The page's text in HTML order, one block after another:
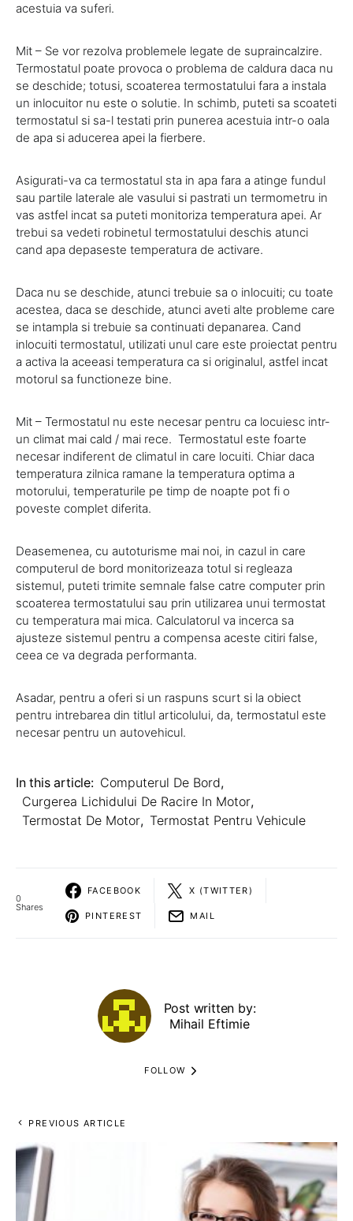
acestuia va suferi.
Mit – Se vor rezolva problemele legate de supraincalzire.
Termostatul poate provoca o problema de caldura daca nu
se deschide; totusi, scoaterea termostatului fara a instala
un inlocuitor nu este o solutie. In schimb, puteti sa scoateti
termostatul si sa-l testati prin punerea acestuia intr-o oala
de apa si aducerea apei la fierbere.
Asigurati-va ca termostatul sta in apa fara a atinge fundul
sau partile laterale ale vasului si pastrati un termometru in
vas astfel incat sa puteti monitoriza temperatura apei. Ar
trebui sa vedeti robinetul termostatului deschis atunci
cand apa depaseste temperatura de activare.
Daca nu se deschide, atunci trebuie sa o inlocuiti; cu toate
acestea, daca se deschide, atunci aveti alte probleme care
se intampla si trebuie sa continuati depanarea. Cand
inlocuiti termostatul, utilizati unul care este proiectat pentru
a activa la aceeasi temperatura ca si originalul, astfel incat
motorul sa functioneze bine.
Mit – Termostatul nu este necesar pentru ca locuiesc intr-
un climat mai cald / mai rece. Termostatul este foarte
necesar indiferent de climatul in care locuiti. Chiar daca
temperatura zilnica ramane la temperatura optima a
motorului, temperaturile pe timp de noapte pot fi o
poveste complet diferita.
Deasemenea, cu autoturisme mai noi, in cazul in care
computerul de bord monitorizeaza totul si regleaza
sistemul, puteti trimite semnale false catre computer prin
scoaterea termostatului sau prin utilizarea unui termostat
cu temperatura mai mica. Calculatorul va incerca sa
ajusteze sistemul pentru a compensa aceste citiri false,
ceea ce va degrada performanta.
Asadar, pentru a oferi si un raspuns scurt si la obiect
pentru intrebarea din titlul articolului, da, termostatul este
necesar pentru un autovehicul.
In this article: Computerul De Bord,
Curgerea Lichidului De Racire In Motor,
Termostat De Motor, Termostat Pentru Vehicule
0
Shares
FACEBOOK X (TWITTER)
PINTEREST MAIL
Post written by:
Mihail Eftimie
FOLLOW
PREVIOUS ARTICLE